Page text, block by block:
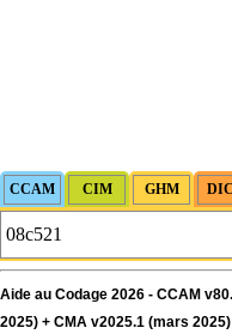
Aide au Codage 2026 - CCAM
2025) + CMA v2025.1 (mars